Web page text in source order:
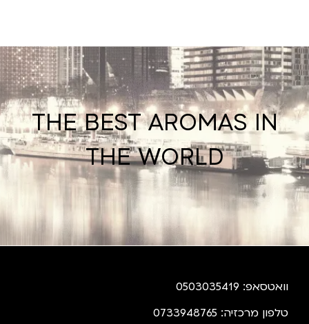
THE BEST AROMAS IN
THE WORLD
וואטסאפ: 0503035419
טלפון מרכזיה: 0733948765